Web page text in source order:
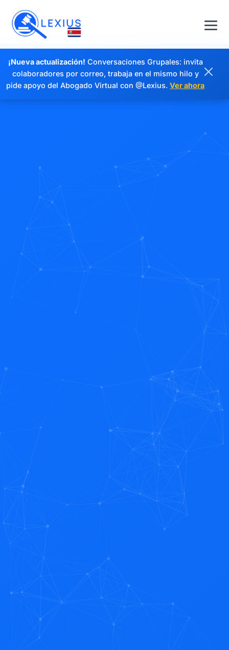
¡Nueva actualización! Conversaciones Grupales: invita
colaboradores por correo, trabaja en el mismo hilo y
pide apoyo del Abogado Virtual con @Lexius. Ver ahora